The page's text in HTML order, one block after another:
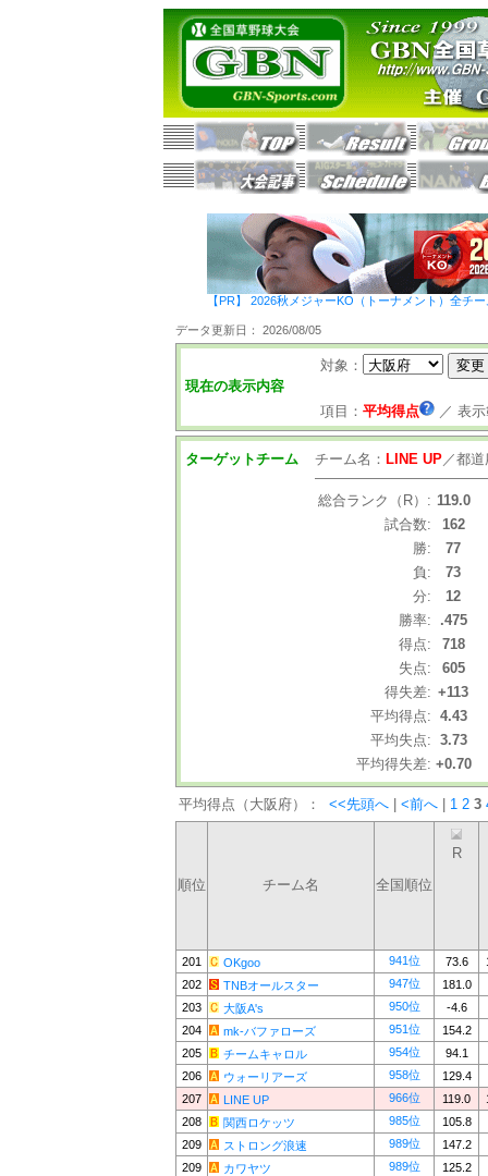
【PR】 2026秋メジャーKO（トーナメント）全チ
データ更新日： 2026/08/05
現在の表示内容
対象：
項目： 平均得点 ／ 表
ターゲットチーム チーム名： LINE UP／都道
総合ランク（R）: 119.0
試合数:
162
勝:
77
負:
73
分:
12
勝率:
.475
得点:
718
失点:
605
得失差: +113
平均得点: 4.43
平均失点: 3.73
平均得失差: +0.70
平均得点（大阪府）： <<先頭へ <前へ 1 2 3
順位 チーム名 全国順位
R
201 OKgoo 941位 73.6
202
TNBオールスター 947位
181.0
203
大阪A's 950位
-4.6
204
mk-バファローズ 951位
154.2
205
チームキャロル 954位
94.1
206
ウォーリアーズ 958位
129.4
207
LINE UP 966位 119.0
208
関西ロケッツ 985位
105.8
209
ストロング浪速 989位
147.2
209
カワヤツ 989位
125.2